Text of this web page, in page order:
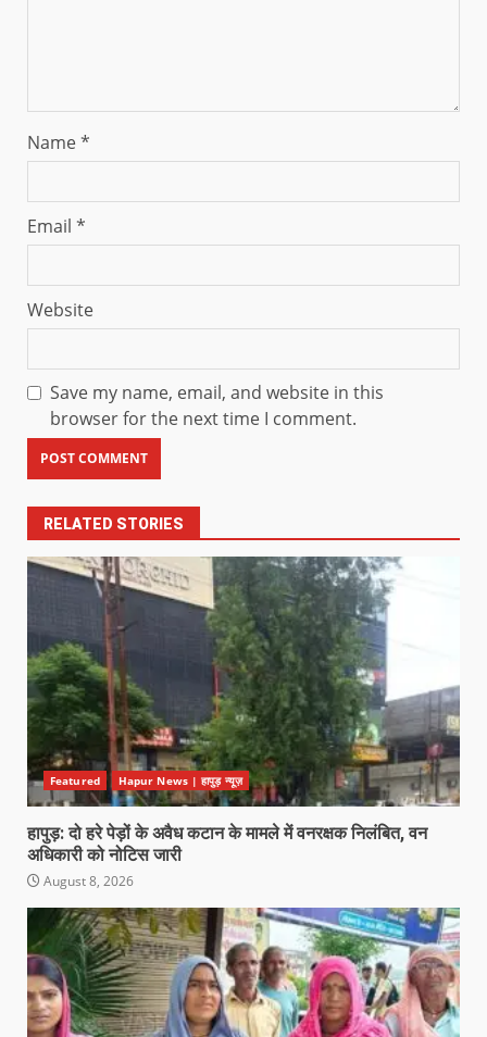
Name*
Email *
Website
Save my name, email, and website in this
browser for the next time I comment.
RELATED STORIES
Featured Hapur News | हापुड़ न्यूज़
हापुड़: दो हरे पेड़ों के अवैध कटान के मामले में वनरक्षक निलंबित, वन
अधिकारी को नोटिस जारी
August 8, 2026